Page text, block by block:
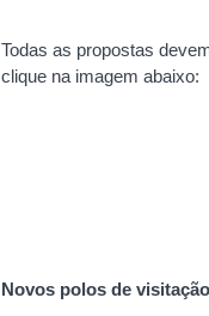
Todas as propostas
clique na imagem abaixo:
Novos polos de visitação